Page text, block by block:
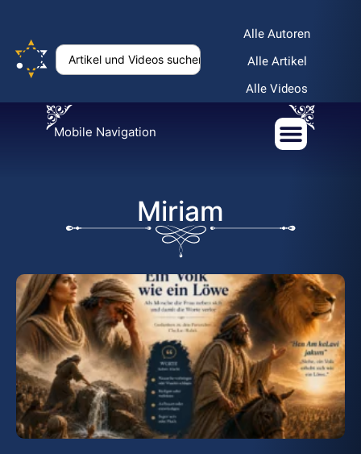
Alle Autoren
Alle Artikel
Alle Videos
Mobile Navigation
Miriam